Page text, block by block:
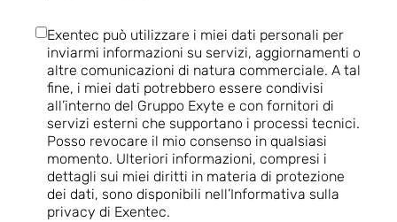
Exentec può utilizzare i miei dati personali per
inviarmi informazioni su servizi, aggiornamenti o
altre comunicazioni di natura commerciale. A tal
fine, i miei dati potrebbero essere condivisi
all’interno del Gruppo Exyte e con fornitori di
servizi esterni che supportano i processi tecnici.
Posso revocare il mio consenso in qualsiasi
momento. Ulteriori informazioni, compresi i
dettagli sui miei diritti in materia di protezione
dei dati, sono disponibili nell’Informativa sulla
privacy di Exentec.